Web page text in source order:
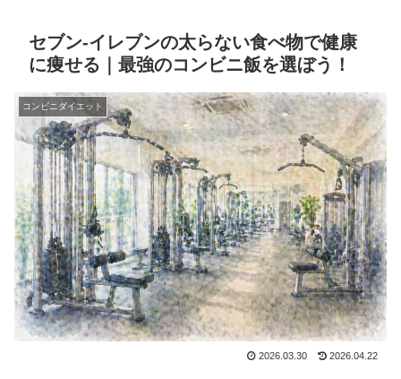
セブン-イレブンの太らない食べ物で健康
に痩せる｜最強のコンビニ飯を選ぼう！
コンビニダイエット
2026.03.30 2026.04.22